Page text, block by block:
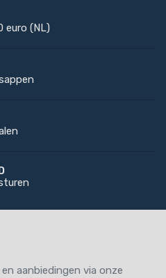
euro (NL)
aanbiedingen via onze